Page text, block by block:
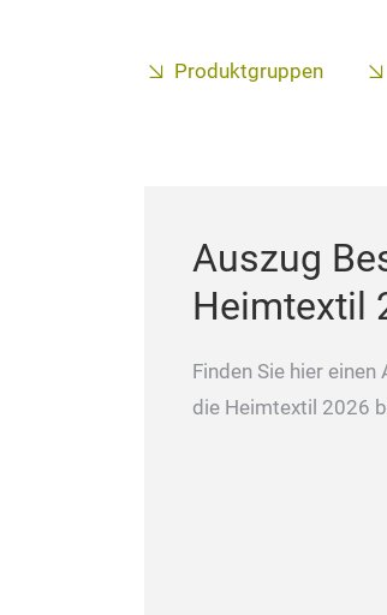
Produktgruppen
Auszug
Heimtextil
Finden Sie hier
die Heimtextil 2026